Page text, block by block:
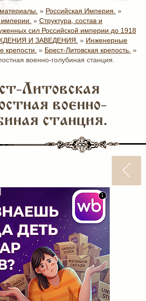
» Российская Империя. »
» Структура, состав и
сил Российской империи до 1918
И ЗАВЕДЕНИЯ. » Инженерные
крепости. » Брест-Литовская крепость. »
военно-голубиная станция.
Литовская
военно-
станция.